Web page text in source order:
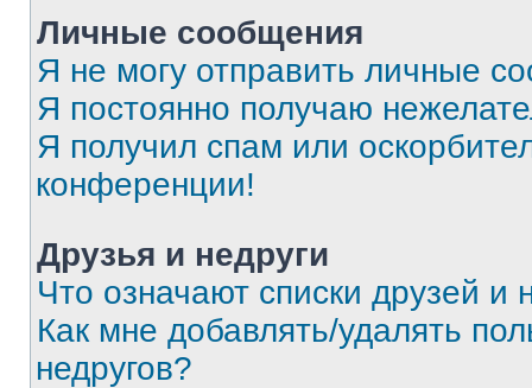
Личные сообщения
Я не могу отправить личные
Я постоянно получаю
Я получил спам или
конференции!
Друзья и недруги
Что означают списки друзей и
Как мне добавлять/удалять
недругов?